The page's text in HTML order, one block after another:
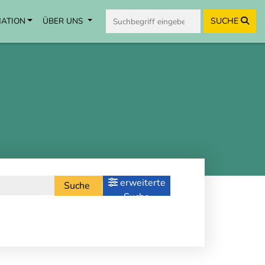
ÜBER UNS SUCHE
Suche
erweiterte
Suche